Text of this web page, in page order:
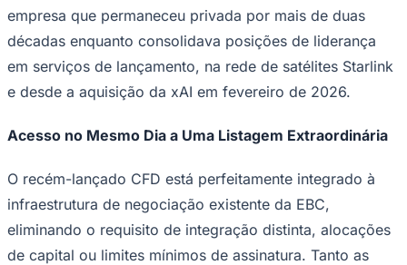
Brasileirão Série A
Brasileirão Série B
Paulistão
Copa do Brasil
Libertadores
Copa América
La Liga
Bundesliga
Mundial 2026
empresa que permaneceu privada por mais de duas
décadas enquanto consolidava posições de liderança
em serviços de lançamento, na rede de satélites Starlink
e desde a aquisição da xAI em fevereiro de 2026.
Acesso no Mesmo Dia a Uma Listagem Extraordinária
O recém-lançado CFD está perfeitamente integrado à
infraestrutura de negociação existente da EBC,
eliminando o requisito de integração distinta, alocações
de capital ou limites mínimos de assinatura. Tanto as